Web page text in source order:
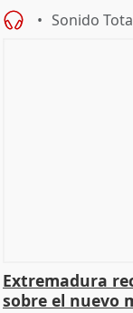
Sonido
Extremadura
sobre el nuevo